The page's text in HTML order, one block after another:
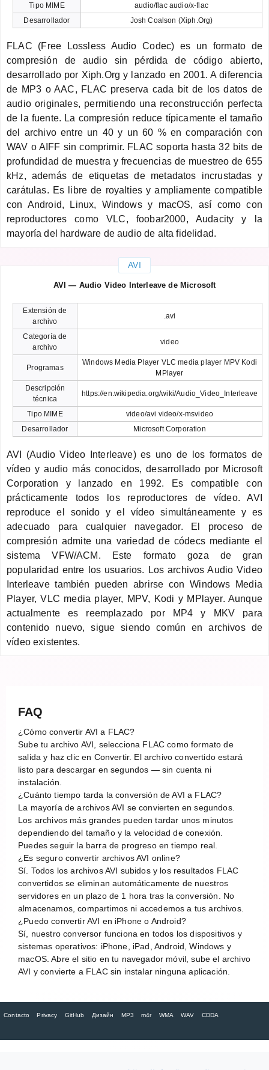
Tipo MIME
audio/flac audio/x-flac
Desarrollador
Josh Coalson (Xiph.Org)
FLAC (Free Lossless Audio Codec) es un formato de
compresión de audio sin pérdida de código abierto,
desarrollado por Xiph.Org y lanzado en 2001. A diferencia
de MP3 o AAC, FLAC preserva cada bit de los datos de
audio originales, permitiendo una reconstrucción perfecta
de la fuente. La compresión reduce típicamente el tamaño
del archivo entre un 40 y un 60 % en comparación con
WAV o AIFF sin comprimir. FLAC soporta hasta 32 bits de
profundidad de muestra y frecuencias de muestreo de 655
kHz, además de etiquetas de metadatos incrustadas y
carátulas. Es libre de royalties y ampliamente compatible
con Android, Linux, Windows y macOS, así como con
reproductores como VLC, foobar2000, Audacity y la
mayoría del hardware de audio de alta fidelidad.
AVI
AVI — Audio Video Interleave de Microsoft
Extensión de
archivo
.avi
Categoría de
archivo
video
Programas
Windows Media Player VLC media player MPV Kodi
MPlayer
Descripción
técnica
https://en.wikipedia.org/wiki/Audio_Video_Interleave
Tipo MIME
video/avi video/x-msvideo
Desarrollador
Microsoft Corporation
AVI (Audio Video Interleave) es uno de los formatos de
vídeo y audio más conocidos, desarrollado por Microsoft
Corporation y lanzado en 1992. Es compatible con
prácticamente todos los reproductores de vídeo. AVI
reproduce el sonido y el vídeo simultáneamente y es
adecuado para cualquier navegador. El proceso de
compresión admite una variedad de códecs mediante el
sistema VFW/ACM. Este formato goza de gran
popularidad entre los usuarios. Los archivos Audio Video
Interleave también pueden abrirse con Windows Media
Player, VLC media player, MPV, Kodi y MPlayer. Aunque
actualmente es reemplazado por MP4 y MKV para
contenido nuevo, sigue siendo común en archivos de
vídeo existentes.
FAQ
¿Cómo convertir AVI a FLAC?
Sube tu archivo AVI, selecciona FLAC como formato de
salida y haz clic en Convertir. El archivo convertido estará
listo para descargar en segundos — sin cuenta ni
instalación.
¿Cuánto tiempo tarda la conversión de AVI a FLAC?
La mayoría de archivos AVI se convierten en segundos.
Los archivos más grandes pueden tardar unos minutos
dependiendo del tamaño y la velocidad de conexión.
Puedes seguir la barra de progreso en tiempo real.
¿Es seguro convertir archivos AVI online?
Sí. Todos los archivos AVI subidos y los resultados FLAC
convertidos se eliminan automáticamente de nuestros
servidores en un plazo de 1 hora tras la conversión. No
almacenamos, compartimos ni accedemos a tus archivos.
¿Puedo convertir AVI en iPhone o Android?
Sí, nuestro conversor funciona en todos los dispositivos y
sistemas operativos: iPhone, iPad, Android, Windows y
macOS. Abre el sitio en tu navegador móvil, sube el archivo
AVI y convierte a FLAC sin instalar ninguna aplicación.
Contacto Privacy GitHub Дизайн MP3 m4r WMA WAV CDDA